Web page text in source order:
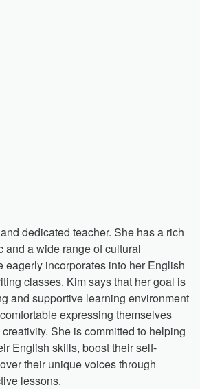
dedicated teacher. She has a rich
and a wide range of cultural
eagerly incorporates into her English
classes. Kim says that her goal is
and supportive learning environment
expressing themselves
She is committed to helping
English skills, boost their self-
their unique voices through
lessons.